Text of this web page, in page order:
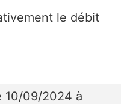
le débit
10/09/2024 à